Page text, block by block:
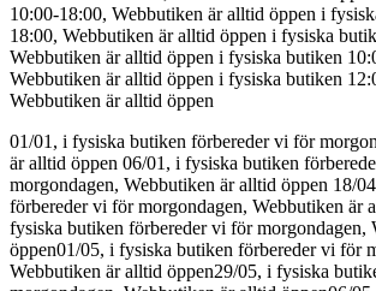
10:00-18:00, Webbutiken är alltid öppen i
18:00, Webbutiken är alltid öppen i fysiska
Webbutiken är alltid öppen i fysiska butiken
Webbutiken är alltid öppen i fysiska butiken
Webbutiken är alltid öppen
01/01, i fysiska butiken förbereder vi för
är alltid öppen 06/01, i fysiska butiken
morgondagen, Webbutiken är alltid öppen 18/
förbereder vi för morgondagen, Webbutiken är
fysiska butiken förbereder vi för morgondagen,
öppen01/05, i fysiska butiken förbereder vi för
Webbutiken är alltid öppen29/05, i fysiska